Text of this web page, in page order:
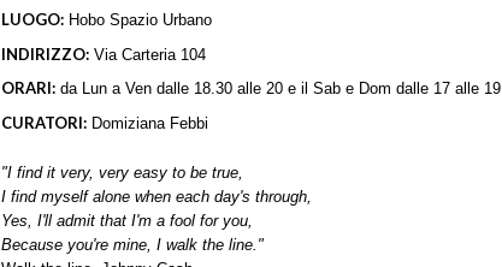
LUOGO: Hobo Spazio Urbano
INDIRIZZO: Via Carteria 104
ORARI: da Lun a Ven dalle 18.30 alle 20 e il Sab e Dom dalle 17 alle 19
CURATORI: Domiziana Febbi
"I find it very, very easy to be true,
I find myself alone when each day's through,
Yes, I'll admit that I'm a fool for you,
Because you're mine, I walk the line."